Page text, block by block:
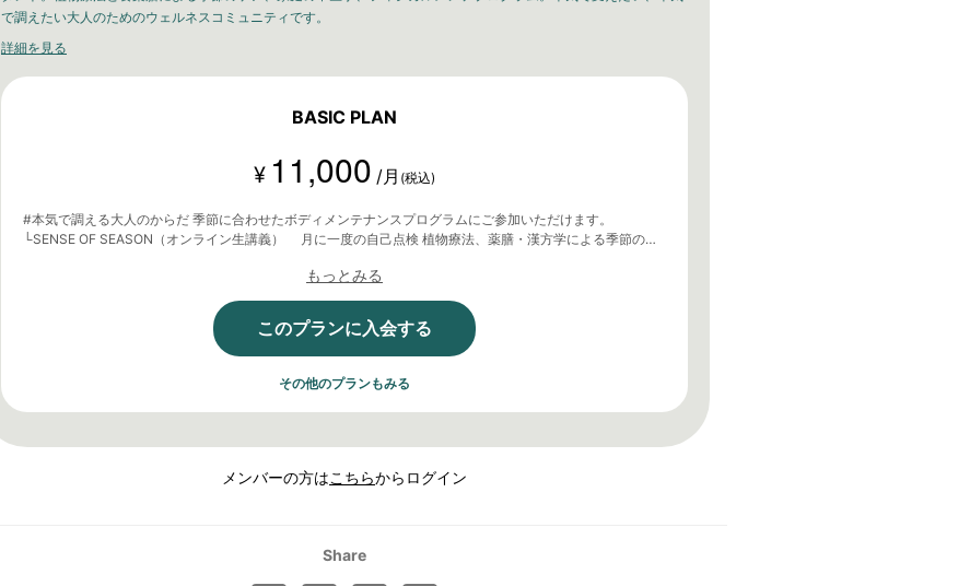
で調えたい大人のためのウェルネスコミュニティです。
詳細を見る
BASIC PLAN
¥ 11,000 /月 (税込)
#本気で調える大人のからだ 季節に合わせたボディメンテナンスプログラムにご参加いただけます。
└SENSE OF SEASON（オンライン生講義） 月に一度の自己点検 植物療法、薬膳・漢方学による季節の養
ウンセリング(申込抽選制、人数限定) ・健康相談 (会員向けサイト内) ・特別講師による講義のアーカイブ視
もっとみる
このプランに入会する
その他のプランもみる
メンバーの方はこちらからログイン
Share